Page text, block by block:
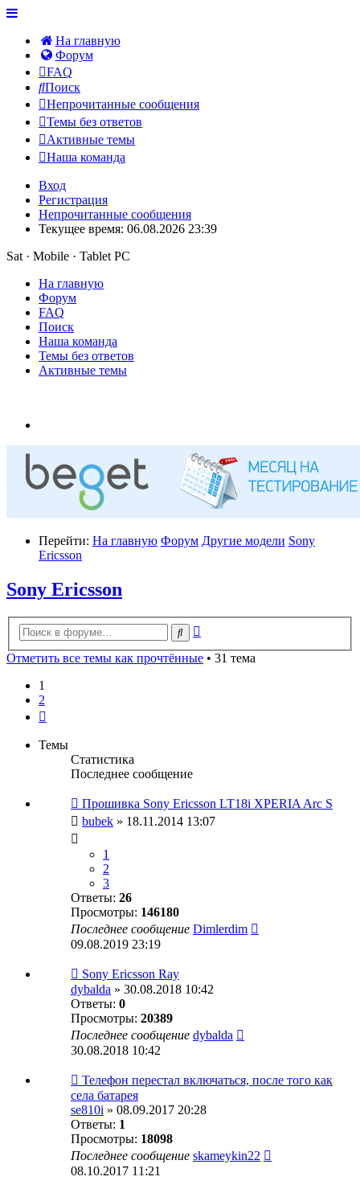
На главную
Форум
FAQ
Поиск
Непрочитанные сообщения
Темы без ответов
Активные темы
Наша команда
Вход
Регистрация
Непрочитанные сообщения
Текущее время: 06.08.2026 23:39
Sat · Mobile · Tablet PC
На главную
Форум
FAQ
Поиск
Наша команда
Темы без ответов
Активные темы
Перейти: На главную Форум Другие модели Sony
Ericsson
Sony Ericsson
Поиск
Отметить все темы как прочтённые • 31 тема
1
2
Темы
Статистика
Последнее сообщение
Прошивка Sony Ericsson LT18i XPERIA Arc S
bubek » 18.11.2014 13:07
1
2
3
Ответы: 26
Просмотры: 146180
Последнее сообщение Dimlerdim
09.08.2019 23:19
Sony Ericsson Ray
dybalda » 30.08.2018 10:42
Ответы: 0
Просмотры: 20389
Последнее сообщение dybalda
30.08.2018 10:42
Телефон перестал включаться, после того как
села батарея
se810i » 08.09.2017 20:28
Ответы: 1
Просмотры: 18098
Последнее сообщение skameykin22
08.10.2017 11:21